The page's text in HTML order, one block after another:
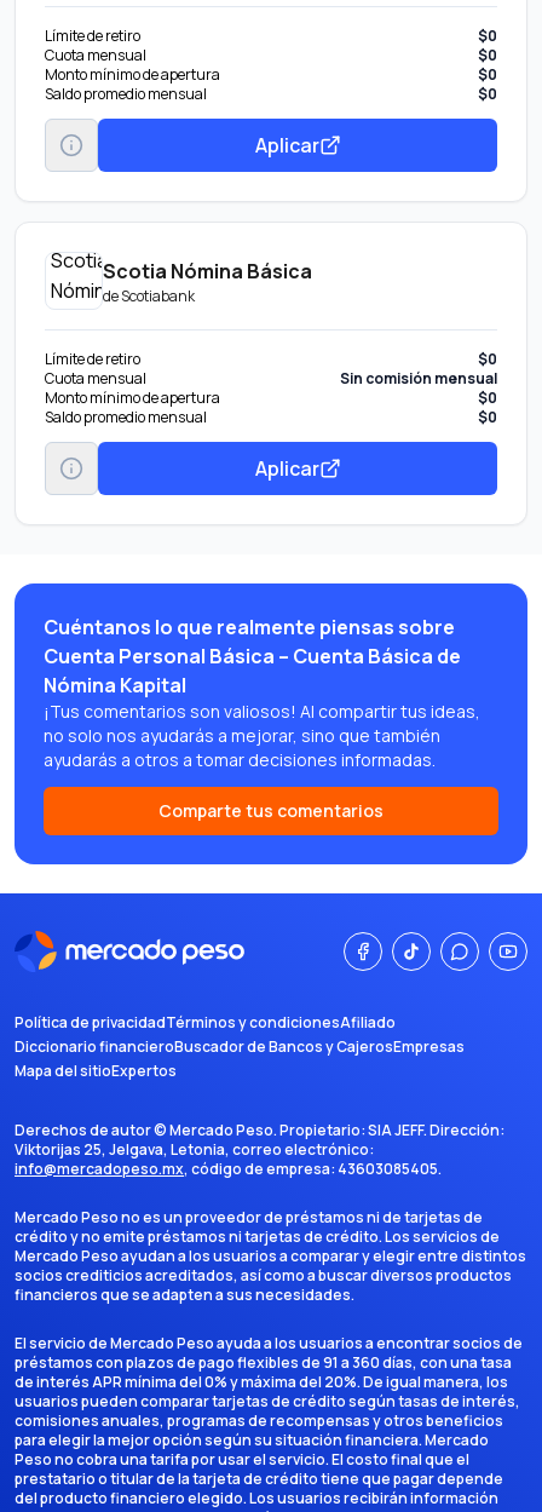
Límite de retiro
$0
Cuota mensual
$0
Monto mínimo de apertura
$0
Saldo promedio mensual
$0
Aplicar
Scotia Nómina Básica
deScotiabank
Límite de retiro
$0
Cuota mensual
Sin comisión mensual
Monto mínimo de apertura
$0
Saldo promedio mensual
$0
Aplicar
Cuéntanos lo que realmente piensas sobre
Cuenta Personal Básica – Cuenta Básica de
Nómina Kapital
¡Tus comentarios son valiosos! Al compartir tus ideas,
no solo nos ayudarás a mejorar, sino que también
ayudarás a otros a tomar decisiones informadas.
Comparte tus comentarios
Política de privacidadTérminos y condicionesAfiliado
Diccionario financieroBuscador de Bancos y CajerosEmpresas
Mapa del sitioExpertos
Derechos de autor ©Mercado Peso. Propietario:SIA JEFF. Dirección:
Viktorijas 25, Jelgava, Letonia, correo electrónico:
info@mercadopeso.mx, código de empresa: 43603085405.
Mercado Peso no es un proveedor de préstamos ni de tarjetas de
crédito y no emite préstamos ni tarjetas de crédito. Los servicios de
Mercado Peso ayudan a los usuarios a comparar y elegir entre distintos
socios crediticios acreditados, así como a buscar diversos productos
financieros que se adapten a sus necesidades.
El servicio de Mercado Peso ayuda a los usuarios a encontrar socios de
préstamos con plazos de pago flexibles de 91 a 360 días, con una tasa
de interés APR mínima del 0% y máxima del 20%. De igual manera, los
usuarios pueden comparar tarjetas de crédito según tasas de interés,
comisiones anuales, programas de recompensas y otros beneficios
para elegir la mejor opción según su situación financiera. Mercado
Peso no cobra una tarifa por usar el servicio. El costo final que el
prestatario o titular de la tarjeta de crédito tiene que pagar depende
del producto financiero elegido. Los usuarios recibirán información